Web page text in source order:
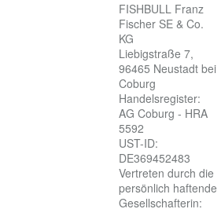
FISHBULL Franz
Fischer SE & Co.
KG
Liebigstraße 7,
96465 Neustadt bei
Coburg
Handelsregister:
AG Coburg - HRA
5592
UST-ID:
DE369452483
Vertreten durch die
persönlich haftende
Gesellschafterin: